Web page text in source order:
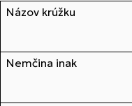
Názov krúžku
Nemčina inak